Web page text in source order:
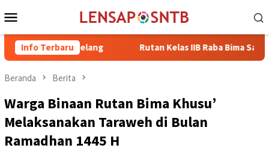
ke
Mobile
Info Terbaru
Magelang Rutan Kelas IIB Raba Bima Sambut
Beranda Berita
Warga Binaan Rutan Bima Khusu’
Melaksanakan Taraweh di Bulan
Ramadhan 1445 H